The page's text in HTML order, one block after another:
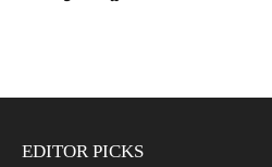
EDITOR PICKS